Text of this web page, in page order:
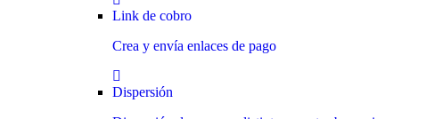
Link de cobro
Crea y envía enlaces de pago
Dispersión